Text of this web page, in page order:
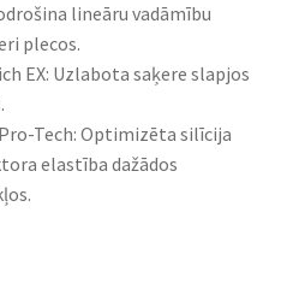
lineāru vadāmību
plecos.​
EX: Uzlabota saķere slapjos
Tech: Optimizēta silīcija
elastība dažādos